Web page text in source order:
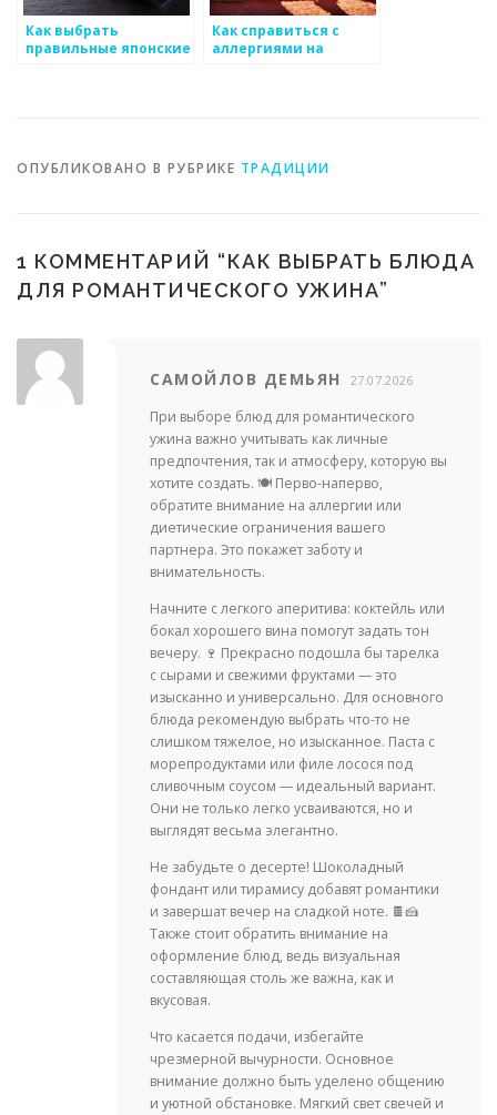
Как выбрать
правильные японские
Как справиться с
аллергиями на
ОПУБЛИКОВАНО В РУБРИКЕ ТРАДИЦИИ
1 КОММЕНТАРИЙ “КАК ВЫБРАТЬ БЛЮДА
ДЛЯ РОМАНТИЧЕСКОГО УЖИНА”
САМОЙЛОВ ДЕМЬЯН 27.07.2026
При выборе блюд для романтического
ужина важно учитывать как личные
предпочтения, так и атмосферу, которую вы
хотите создать. 🍽️ Перво-наперво,
обратите внимание на аллергии или
диетические ограничения вашего
партнера. Это покажет заботу и
внимательность.
Начните с легкого аперитива: коктейль или
бокал хорошего вина помогут задать тон
вечеру. 🍷 Прекрасно подошла бы тарелка
с сырами и свежими фруктами — это
изысканно и универсально. Для основного
блюда рекомендую выбрать что-то не
слишком тяжелое, но изысканное. Паста с
морепродуктами или филе лосося под
сливочным соусом — идеальный вариант.
Они не только легко усваиваются, но и
выглядят весьма элегантно.
Не забудьте о десерте! Шоколадный
фондант или тирамису добавят романтики
и завершат вечер на сладкой ноте. 🍫🍰
Также стоит обратить внимание на
оформление блюд, ведь визуальная
составляющая столь же важна, как и
вкусовая.
Что касается подачи, избегайте
чрезмерной вычурности. Основное
внимание должно быть уделено общению
и уютной обстановке. Мягкий свет свечей и